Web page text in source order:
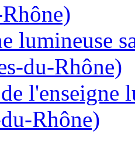
lumineuse
du-Rhône)
l'enseigne
Rhône)